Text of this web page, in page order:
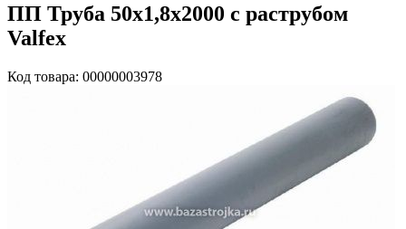
ПП Труба 50х1,8х2000 с раструбом
Valfex
Код товара: 00000003978